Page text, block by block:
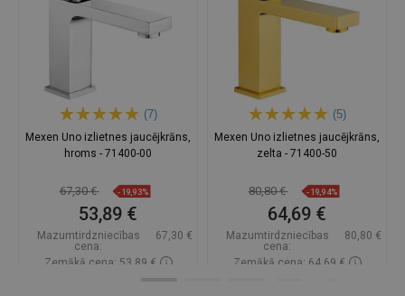
(7)
Mexen Uno izlietnes jaucējkrāns,
hroms - 71400-00
67,30 € -19,93%
53,89 €
Mazumtirdzniecības
cena:
67,30 €
Zemākā cena: 53,89 €
(5)
Mexen Uno izlietnes jaucējkrāns,
zelta - 71400-50
80,80 € -19,94%
64,69 €
Mazumtirdzniecības
cena:
80,80 €
Zemākā cena: 64,69 €